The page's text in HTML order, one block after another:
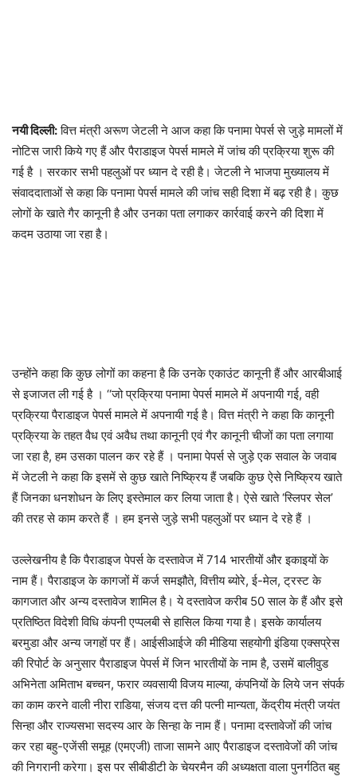
नयी दिल्ली:वित्त मंत्री अरूण जेटली ने आज कहा कि पनामा पेपर्स से जुड़े मामलों में
नोटिस जारी किये गए हैं और पैराडाइज पेपर्स मामले में जांच की प्रक्रिया शुरू की
गई है । सरकार सभी पहलुओं पर ध्यान दे रही है। जेटली ने भाजपा मुख्यालय में
संवाददाताओं से कहा कि पनामा पेपर्स मामले की जांच सही दिशा में बढ़ रही है। कुछ
लोगों के खाते गैर कानूनी है और उनका पता लगाकर कार्रवाई करने की दिशा में
कदम उठाया जा रहा है।
उन्होंने कहा कि कुछ लोगों का कहना है कि उनके एकाउंट कानूनी हैं और आरबीआई
से इजाजत ली गई है । ‘‘जो प्रक्रिया पनामा पेपर्स मामले में अपनायी गई, वही
प्रक्रिया पैराडाइज पेपर्स मामले में अपनायी गई है। वित्त मंत्री ने कहा कि कानूनी
प्रक्रिया के तहत वैध एवं अवैध तथा कानूनी एवं गैर कानूनी चीजों का पता लगाया
जा रहा है, हम उसका पालन कर रहे हैं । पनामा पेपर्स से जुड़े एक सवाल के जवाब
में जेटली ने कहा कि इसमें से कुछ खाते निष्क्रिय हैं जबकि कुछ ऐसे निष्क्रिय खाते
हैं जिनका धनशोधन के लिए इस्तेमाल कर लिया जाता है। ऐसे खाते ‘स्लिपर सेल’
की तरह से काम करते हैं । हम इनसे जुड़े सभी पहलुओं पर ध्यान दे रहे हैं ।
उल्लेखनीय है कि पैराडाइज पेपर्स के दस्तावेज में 714 भारतीयों और इकाइयों के
नाम हैं। पैराडाइज के कागजों में कर्ज समझौते, वित्तीय ब्योरे, ई-मेल, ट्रस्ट के
कागजात और अन्य दस्तावेज शामिल है। ये दस्तावेज करीब 50 साल के हैं और इसे
प्रतिष्ठित विदेशी विधि कंपनी एप्पलबी से हासिल किया गया है। इसके कार्यालय
बरमुडा और अन्य जगहों पर हैं। आईसीआईजे की मीडिया सहयोगी इंडिया एक्सप्रेस
की रिपोर्ट के अनुसार पैराडाइज पेपर्स में जिन भारतीयों के नाम है, उसमें बालीवुड
अभिनेता अमिताभ बच्चन, फरार व्यवसायी विजय माल्या, कंपनियों के लिये जन संपर्क
का काम करने वाली नीरा राडिया, संजय दत्त की पत्नी मान्यता, केंद्रीय मंत्री जयंत
सिन्हा और राज्यसभा सदस्य आर के सिन्हा के नाम हैं। पनामा दस्तावेजों की जांच
कर रहा बहु-एजेंसी समूह (एमएजी) ताजा सामने आए पैराडाइज दस्तावेजों की जांच
की निगरानी करेगा। इस पर सीबीडीटी के चेयरमैन की अध्यक्षता वाला पुनर्गठित बहु